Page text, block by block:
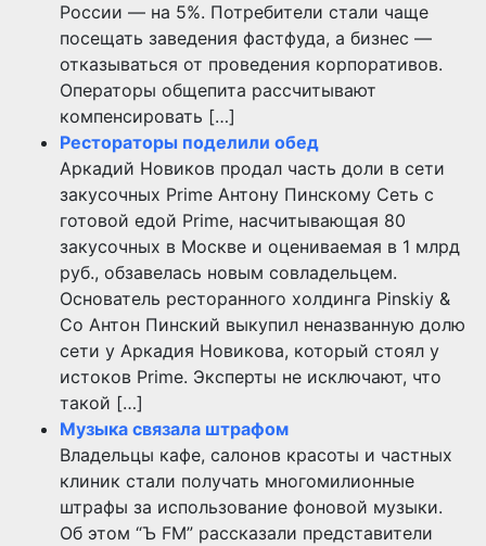
России — на 5%. Потребители стали чаще
посещать заведения фастфуда, а бизнес —
отказываться от проведения корпоративов.
Операторы общепита рассчитывают
компенсировать […]
Рестораторы поделили обед
Аркадий Новиков продал часть доли в сети
закусочных Prime Антону Пинскому Сеть с
готовой едой Prime, насчитывающая 80
закусочных в Москве и оцениваемая в 1 млрд
руб., обзавелась новым совладельцем.
Основатель ресторанного холдинга Pinskiy &
Co Антон Пинский выкупил неназванную долю
сети у Аркадия Новикова, который стоял у
истоков Prime. Эксперты не исключают, что
такой […]
Музыка связала штрафом
Владельцы кафе, салонов красоты и частных
клиник стали получать многомилионные
штрафы за использование фоновой музыки.
Об этом “Ъ FM” рассказали представители